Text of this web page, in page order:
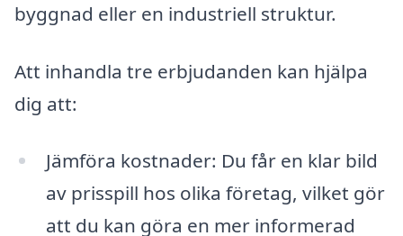
byggnad eller en industriell struktur.
Att inhandla tre erbjudanden kan hjälpa
dig att:
Jämföra kostnader: Du får en klar bild
av prisspill hos olika företag, vilket gör
att du kan göra en mer informerad